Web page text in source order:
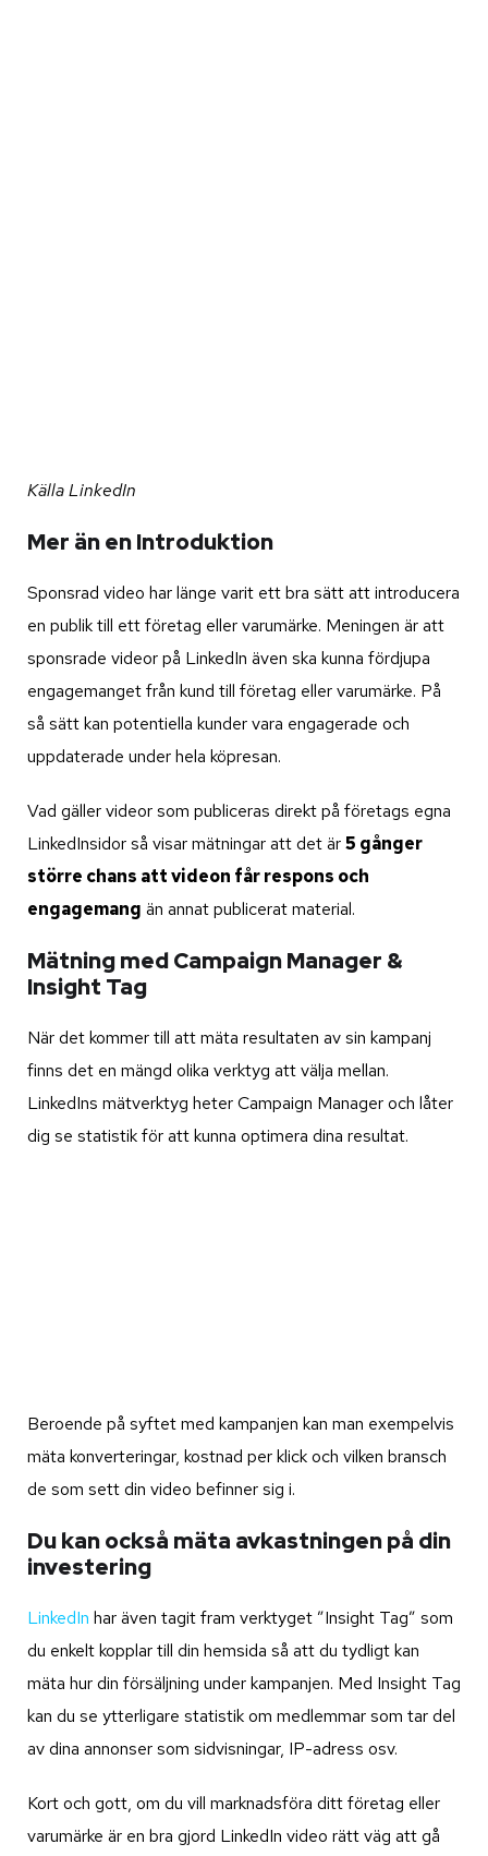
Källa LinkedIn
Mer än en Introduktion
Sponsrad video har länge varit ett bra sätt att introducera
en publik till ett företag eller varumärke. Meningen är att
sponsrade videor på LinkedIn även ska kunna fördjupa
engagemanget från kund till företag eller varumärke. På
så sätt kan potentiella kunder vara engagerade och
uppdaterade under hela köpresan.
Vad gäller videor som publiceras direkt på företags egna
LinkedInsidor så visar mätningar att det är5 gånger
större chans att videon får respons och
engagemang än annat publicerat material.
Mätning med Campaign Manager &
Insight Tag
När det kommer till att mäta resultaten av sin kampanj
finns det en mängd olika verktyg att välja mellan.
LinkedIns mätverktyg heter Campaign Manager och låter
dig se statistik för att kunna optimera dina resultat.
Beroende på syftet med kampanjen kan man exempelvis
mäta konverteringar, kostnad per klick och vilken bransch
de som sett din video befinner sig i.
Du kan också mäta avkastningen på din
investering
LinkedIn har även tagit fram verktyget ”Insight Tag” som
du enkelt kopplar till din hemsida så att du tydligt kan
mäta hur din försäljning under kampanjen. Med Insight Tag
kan du se ytterligare statistik om medlemmar som tar del
av dina annonser som sidvisningar, IP-adress osv.
Kort och gott, om du vill marknadsföra ditt företag eller
varumärke är en bra gjord LinkedIn video rätt väg att gå